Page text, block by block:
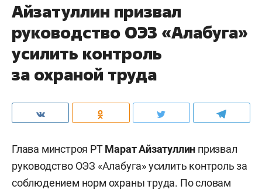
Айзатуллин призвал
руководство ОЭЗ «Алабуга»
усилить контроль
за охраной труда
Глава минстроя РТМарат Айзатуллин призвал
руководство ОЭЗ «Алабуга» усилить контроль за
соблюдением норм охраны труда. По словам